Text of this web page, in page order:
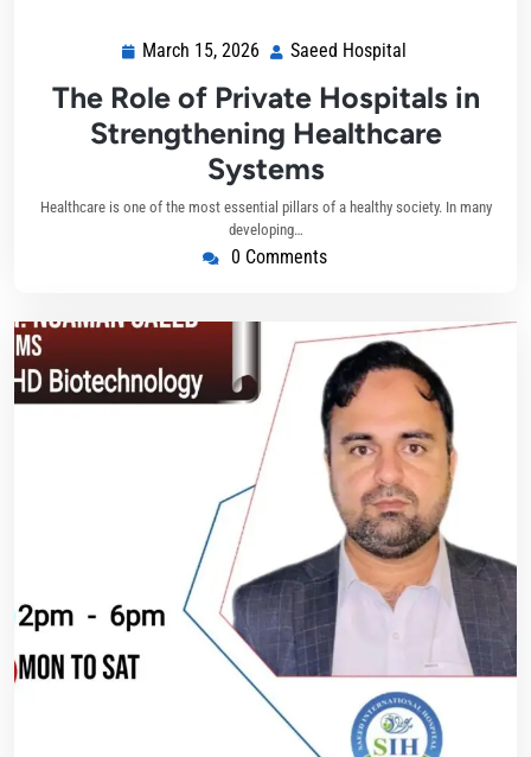
March 15, 2026 Saeed Hospital
The Role of Private Hospitals in
Strengthening Healthcare
Systems
Healthcare is one of the most essential pillars of a healthy society. In many
developing…
0 Comments